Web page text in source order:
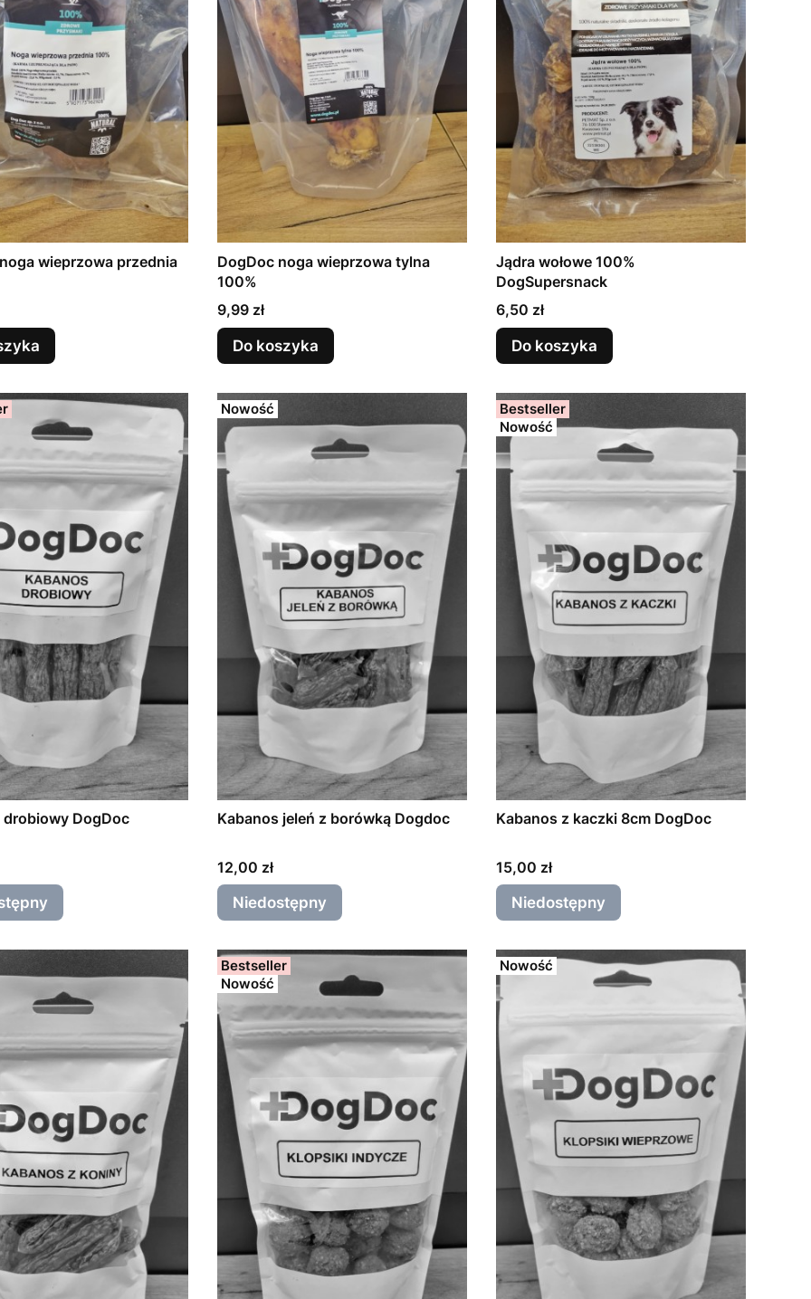
wieprzowa przednia
DogDoc noga wieprzowa tylna
100%
Cena
9,99 zł
Do koszyka
Jądra wołowe 100%
DogSupersnack
Cena
6,50 zł
Do koszyka
drobiowy DogDoc
Nowość
Kabanos jeleń z borówką Dogdoc
Cena
12,00 zł
Niedostępny
Bestseller
Nowość
Kabanos z kaczki 8cm DogDoc
Cena
15,00 zł
Niedostępny
Bestseller
Nowość
Nowość